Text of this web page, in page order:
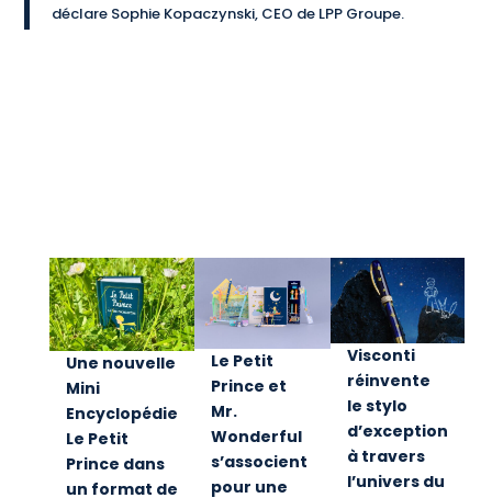
déclare Sophie Kopaczynski, CEO de LPP Groupe.
Une nouvelle
Mini
Encyclopédie
Le Petit
Prince dans
un format de
Le Petit
Prince et
Mr.
Wonderful
s’associent
pour une
Visconti
réinvente
le stylo
d’exception
à travers
l’univers du